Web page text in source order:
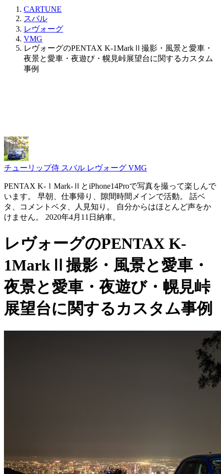
CARTUNE
スバル
レヴォーグ
VMG
レヴォーグのPENTAX K-1MarkⅡ撮影・風景と愛車・
夜景と愛車・夜遊び・幌見峠展望台に関するカスタム
事例
チューリップ侍 スバル レヴォーグ VMG
PENTAX K-ⅠMark-ⅡとiPhone14Proで写真を撮って楽しんで
います。 早朝、仕事帰り、隙間時間メインで活動。 話ベ
タ、コメントベタ、人見知り。 自分からはほとんど声をか
けません。 2020年4月11日納車。
レヴォーグのPENTAX K-
1MarkⅡ撮影・風景と愛車・
夜景と愛車・夜遊び・幌見峠
展望台に関するカスタム事例